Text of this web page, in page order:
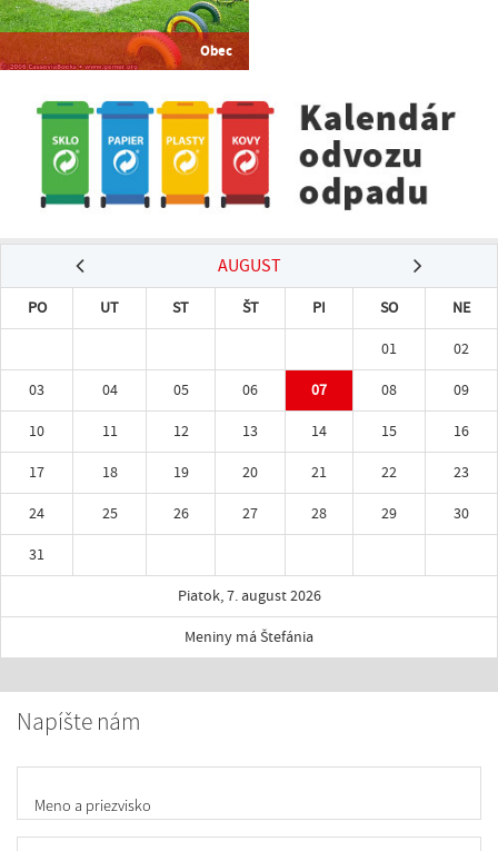
Obec
AUGUST
PO UT ST ŠT PI SO
NE
01
02
03
04 05 06 07 08
09
10
11 12 13 14 15
16
17
18 19 20 21 22
23
24
25 26 27 28 29
30
31
Piatok, 7. august 2026
Meniny má Štefánia
Napíšte nám
Meno a priezvisko